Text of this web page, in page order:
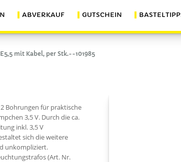
ABVERKAUF GUTSCHEIN
mit Kabel, per Stk.--101985
Bohrungen für praktische
3,5 V. Durch die ca.
inkl. 3,5 V
sich die weitere
unkompliziert.
(Art. Nr.